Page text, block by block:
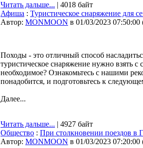
Читать дальше... | 4018 байт
Афиша : Туристическое снаряжение для
Автор: MONMOON в 01/03/2023 07:50:00
Походы - это отличный способ
туристическое снаряжение нужно взять
необходимое? Ознакомьтесь с нашими
понадобится, и подготовьтесь к
Далее...
Читать дальше... | 4927 байт
Общество : При столкновении поездов в
Автор: MONMOON в 01/03/2023 07:20:00